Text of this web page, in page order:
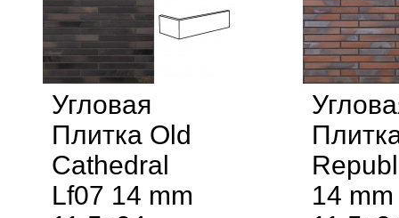
Угловая
Плитка Old
Cathedral
Lf07 14 mm
14 mm